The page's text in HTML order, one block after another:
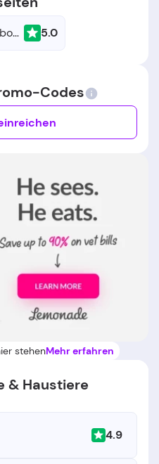
Facebook 5.0
Codes
stehenMehr erfahren
& Haustiere
4.9